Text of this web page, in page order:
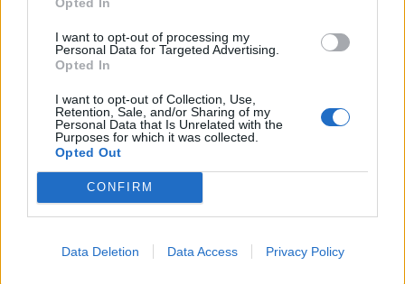
I want to opt-out of processing my
Personal Data for Targeted Advertising.
Opted In
I want to opt-out of Collection, Use,
Retention, Sale, and/or Sharing of my
Personal Data that Is Unrelated with the
Purposes for which it was collected.
Opted Out
CONFIRM
Data Deletion Data Access Privacy Policy
Днес официално бе открита
юбилейната изложба "140 години
застраховане в България
19.09.2022 / 20:14